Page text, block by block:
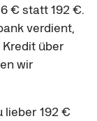
€ statt 192 €.
verdient,
über
wir
lieber 192 €